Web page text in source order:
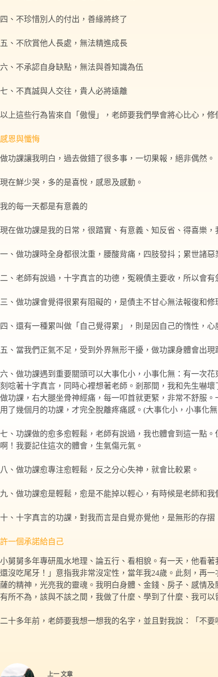
四、不珍惜別人的付出，善緣將終了
五、不欣賞他人長處，無法精進成長
六、不承認自身缺點，無法與善知識為伍
七、不真誠與人交往，貴人必將遠離
以上這些行為皆來自「傲慢」，老師要我們學會將心比心，
感恩與懺悔
做功課讓我明白，過去做錯了很多事，一切果報，絕非偶然。
現在鮮少哭，多的是喜悅，感恩及感動。
我的每一天都是有意義的
現在做功課是我的日常，很踏實、有意義、知反省、得喜樂，
一、做功課時全身都很沈重，腰酸背痛，四肢發抖；累世諸
二、老師有說過，十字真言的功德，冤親債主要收，所以會
三、做功課會覺得很累有阻礙的，是債主不甘心無法報復和
四、還有一種累叫做「自己覺得累」，則是因自己的惰性，心
五、當我們正氣不足，受到外界無形干擾，做功課身體會出
六、做功課遇到重要關頭可以大事化小，小事化無：有一次
刻唸著十字真言，同時心裡想著老師。剎那間，我和先生嚇
做功課，右大腿坐骨神經痛，每一叩首就更緊，非常不舒服
用了幾個月的功課，才完全脫離疼痛感。(大事化小，小事化
七、功課做的愈多愈輕鬆，老師有說過，我也體會到這一點
啊！我要記住這次的體會，生氣傷元氣。
八、做功課愈專注愈輕鬆，反之分心失神，就會比較累。
九、做功課愈是輕鬆，愈是不能掉以輕心，有時候是老師和
十、十字真言的功課，對我而言是自覺亦覺他，是無形的存
許一個承諾給自己
小舅舅多年專研風水地理、論五行、看相貌。有一天，他看
還沒吃尾牙！」意指我非常沒定性，當年我24歲。此刻，再
薩的精神，光亮我的靈魂。我明白身體、金錢、房子、感情
有所不為，該與不該之間，我做了什麼、學到了什麼、我可以
二十多年前，老師要我想一想我的名字，並且對我說：「不
上一 文章